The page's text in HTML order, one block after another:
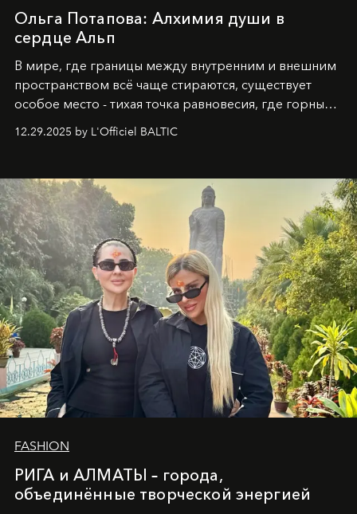
Ольга Потапова: Алхимия души в
сердце Альп
В мире, где границы между внутренним и внешним
пространством всё чаще стираются, существует
особое место - тихая точка равновесия, где горные
вершины Швейцарии встречаются с бездонными
глубинами человеческой души. Здесь, на стыке
Ольга Потапова - женщина, чей путь от поиска
истины превратился в искусство превращения
человеческих кризисов в возможности для
возрождения.
12.29.2025 by L'Officiel BALTIC
FASHION
РИГА и АЛМАТЫ – города,
объединённые творческой энергией